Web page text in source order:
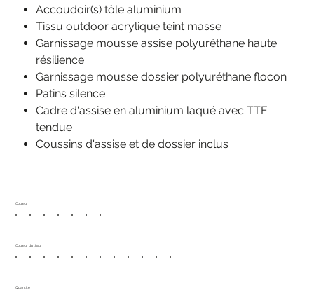
Accoudoir(s) tôle aluminium
Tissu outdoor acrylique teint masse
Garnissage mousse assise polyuréthane haute
résilience
Garnissage mousse dossier polyuréthane flocon
Patins silence
Cadre d'assise en aluminium laqué avec TTE
tendue
Coussins d'assise et de dossier inclus
Couleur
Couleur du tissu
Quantité